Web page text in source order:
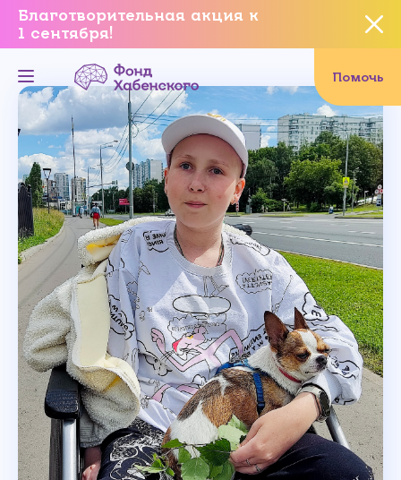
Благотворительная акция к
1 сентября!
Помочь
Вы уверены, что хотите
завершить данное событие?
Да, уверен
Нет, не хочу